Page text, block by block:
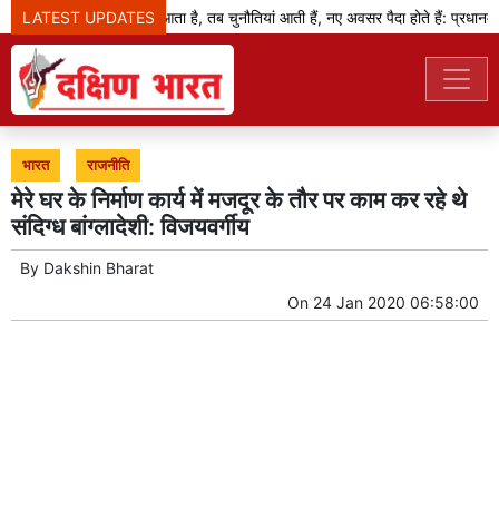
LATEST UPDATES
जब बदलाव का दौर आता है, तब चुनौतियां आती हैं, नए अवसर पैदा होते हैं:
भारत राजनीति
मेरे घर के निर्माण कार्य में मजदूर के तौर पर काम कर रहे थे
संदिग्ध बांग्लादेशी: विजयवर्गीय
By Dakshin Bharat
On 24 Jan 2020 06:58:00